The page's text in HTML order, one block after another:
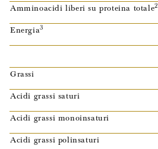
Amminoacidi liberi su proteina totale2
Energia3
Grassi
Acidi grassi saturi
Acidi grassi monoinsaturi
Acidi grassi polinsaturi